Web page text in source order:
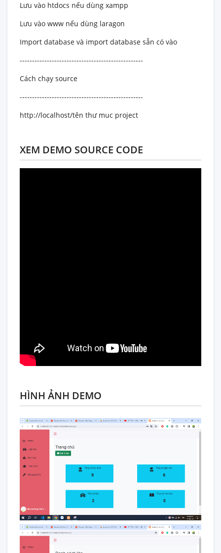
Lưu vào htdocs nếu dùng xampp
Lưu vào www nếu dùng laragon
Import database và import database sẵn có vào
--------------------------------------------------
Cách chạy source
--------------------------------------------------
http://localhost/tên thư muc project
XEM DEMO SOURCE CODE
HÌNH ẢNH DEMO